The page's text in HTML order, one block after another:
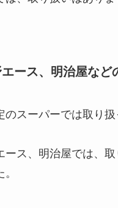
ース、明治屋など
のスーパーでは取り扱
ース、明治屋では、